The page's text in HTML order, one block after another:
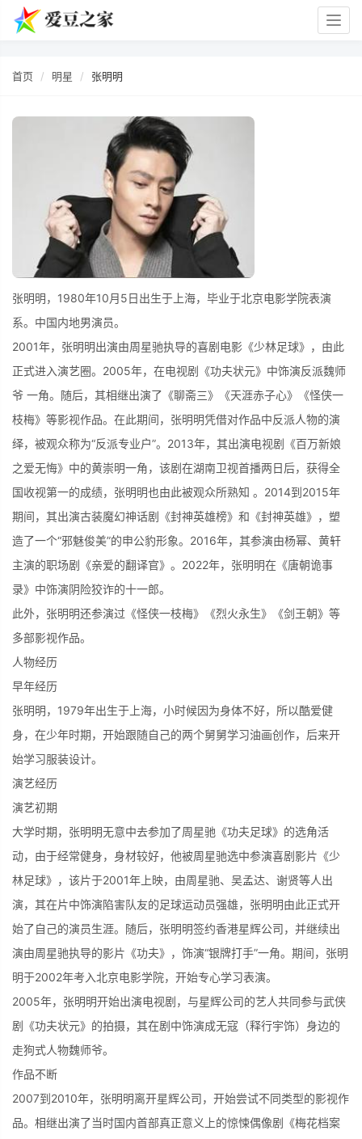
首页 明星 张明明
张明明，1980年10月5日出生于上海，毕业于北京电影学院表演
系。中国内地男演员。
2001年，张明明出演由周星驰执导的喜剧电影《少林足球》，由此
正式进入演艺圈。2005年，在电视剧《功夫状元》中饰演反派魏师
爷 一角。随后，其相继出演了《聊斋三》《天涯赤子心》《怪侠一
枝梅》等影视作品。在此期间，张明明凭借对作品中反派人物的演
绎，被观众称为“反派专业户”。2013年，其出演电视剧《百万新娘
之爱无悔》中的黄崇明一角，该剧在湖南卫视首播两日后，获得全
国收视第一的成绩，张明明也由此被观众所熟知 。2014到2015年
期间，其出演古装魔幻神话剧《封神英雄榜》和《封神英雄》，塑
造了一个“邪魅俊美”的申公豹形象。2016年，其参演由杨幂、黄轩
主演的职场剧《亲爱的翻译官》。2022年，张明明在《唐朝诡事
录》中饰演阴险狡诈的十一郎。
此外，张明明还参演过《怪侠一枝梅》《烈火永生》《剑王朝》等
多部影视作品。
人物经历
早年经历
张明明，1979年出生于上海，小时候因为身体不好，所以酷爱健
身，在少年时期，开始跟随自己的两个舅舅学习油画创作，后来开
始学习服装设计。
演艺经历
演艺初期
大学时期，张明明无意中去参加了周星驰《功夫足球》的选角活
动，由于经常健身，身材较好，他被周星驰选中参演喜剧影片《少
林足球》，该片于2001年上映，由周星驰、吴孟达、谢贤等人出
演，其在片中饰演陷害队友的足球运动员强雄，张明明由此正式开
始了自己的演员生涯。随后，张明明签约香港星辉公司，并继续出
演由周星驰执导的影片《功夫》，饰演“银牌打手”一角。期间，张明
明于2002年考入北京电影学院，开始专心学习表演。
2005年，张明明开始出演电视剧，与星辉公司的艺人共同参与武侠
剧《功夫状元》的拍摄，其在剧中饰演成无寇（释行宇饰）身边的
走狗式人物魏师爷。
作品不断
2007到2010年，张明明离开星辉公司，开始尝试不同类型的影视作
品。相继出演了当时国内首部真正意义上的惊悚偶像剧《梅花档案